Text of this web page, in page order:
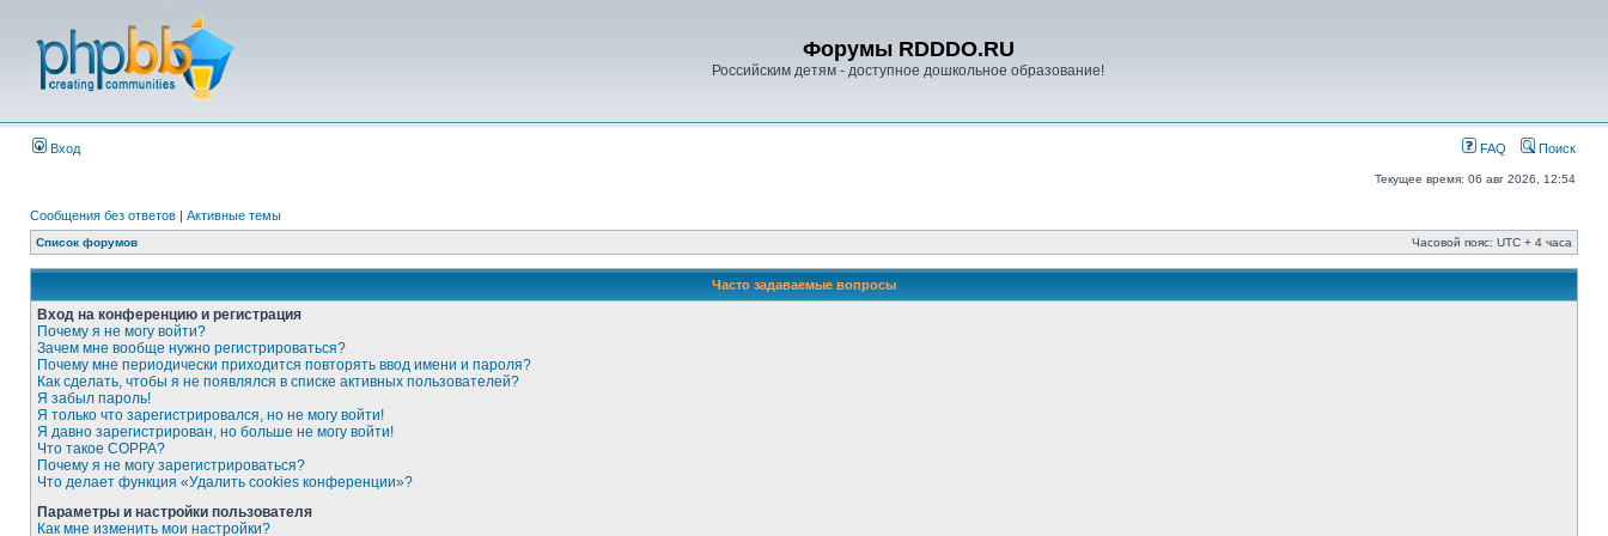
Форумы RDDDO.RU
Российским детям - доступное дошкольное образование!
Вход FAQ Поиск
Текущее время: 06 авг 2026, 12:54
Сообщения без ответов | Активные темы
Список форумов Часовой пояс: UTC + 4 часа
Часто задаваемые вопросы
Вход на конференцию и регистрация
Почему я не могу войти?
Зачем мне вообще нужно регистрироваться?
Почему мне периодически приходится повторять ввод имени и пароля?
Как сделать, чтобы я не появлялся в списке активных пользователей?
Я забыл пароль!
Я только что зарегистрировался, но не могу войти!
Я давно зарегистрирован, но больше не могу войти!
Что такое COPPA?
Почему я не могу зарегистрироваться?
Что делает функция «Удалить cookies конференции»?
Параметры и настройки пользователя
Как мне изменить мои настройки?